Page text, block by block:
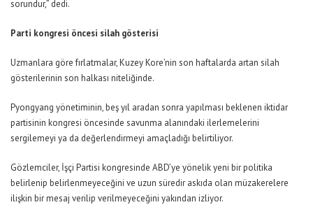
sorundur,” dedi.
Parti kongresi öncesi silah gösterisi
Uzmanlara göre fırlatmalar, Kuzey Kore’nin son haftalarda artan silah
gösterilerinin son halkası niteliğinde.
Pyongyang yönetiminin, beş yıl aradan sonra yapılması beklenen iktidar
partisinin kongresi öncesinde savunma alanındaki ilerlemelerini
sergilemeyi ya da değerlendirmeyi amaçladığı belirtiliyor.
Gözlemciler, İşçi Partisi kongresinde ABD’ye yönelik yeni bir politika
belirlenip belirlenmeyeceğini ve uzun süredir askıda olan müzakerelere
ilişkin bir mesaj verilip verilmeyeceğini yakından izliyor.